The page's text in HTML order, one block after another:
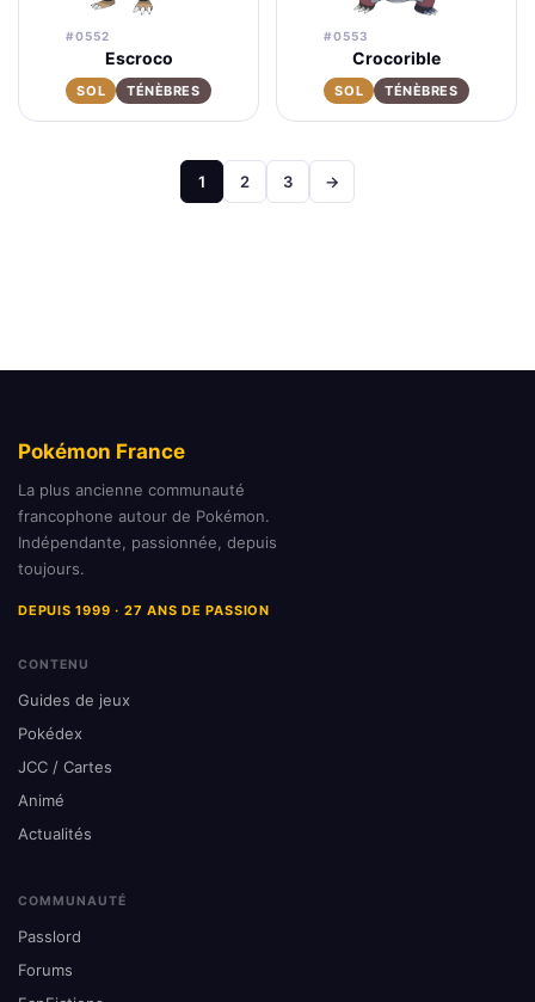
#0552
Escroco
SOL TÉNÈBRES
#0553
Crocorible
SOL TÉNÈBRES
Pagination
1 2 3 →
Pokémon France
La plus ancienne communauté
francophone autour de Pokémon.
Indépendante, passionnée, depuis
toujours.
DEPUIS 1999 · 27 ANS DE PASSION
CONTENU
Guides de jeux
Pokédex
JCC / Cartes
Animé
Actualités
COMMUNAUTÉ
Passlord
Forums